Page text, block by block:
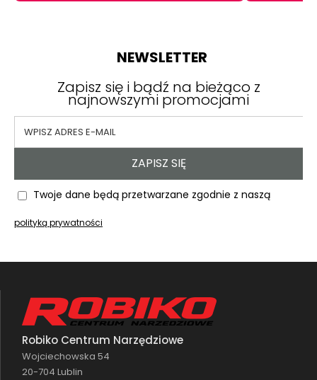
NEWSLETTER
Zapisz się i bądź na bieżąco z
najnowszymi promocjami
ZAPISZ SIĘ
Twoje dane będą przetwarzane zgodnie z naszą
polityką prywatności
Robiko Centrum Narzędziowe
Wojciechowska 54
20-704 Lublin